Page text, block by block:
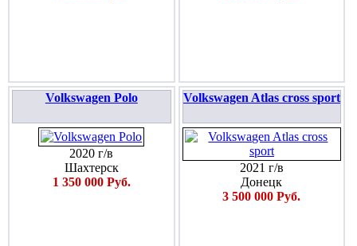
Volkswagen Polo
2020 г/в
Шахтерск
1 350 000 Руб.
Volkswagen Atlas cross sport
2021 г/в
Донецк
3 500 000 Руб.